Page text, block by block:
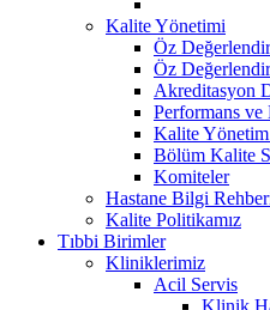
Kalite Yönetimi
Öz
Öz
Akreditasyon
Performans ve
Kalite
Bölüm Kalite
Komiteler
Hastane Bilgi
Kalite Politikamız
Tıbbi Birimler
Kliniklerimiz
Acil Servis
Klinik